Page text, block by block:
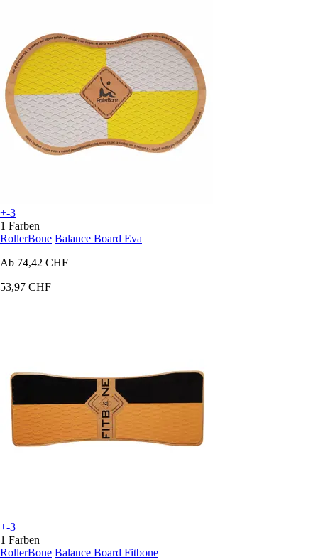
+-3
1 Farben
RollerBone Balance Board Eva
Ab 74,42 CHF
53,97 CHF
+-3
1 Farben
RollerBone Balance Board Fitbone